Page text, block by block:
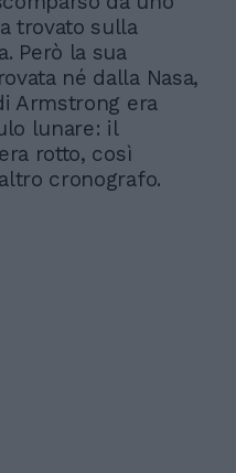
trovato sulla
Però la sua
né dalla Nasa,
Armstrong era
lunare: il
rotto, così
cronografo.